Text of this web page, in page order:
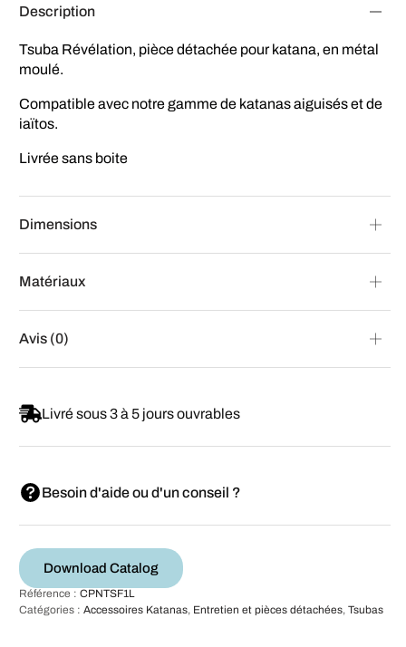
Description
Tsuba Révélation, pièce détachée pour katana, en métal
moulé.
Compatible avec notre gamme de katanas aiguisés et de
iaïtos.
Livrée sans boite
Dimensions
Matériaux
Avis (0)
Livré sous 3 à 5 jours ouvrables
Besoin d'aide ou d'un conseil ?
Download Catalog
Référence : CPNTSF1L
Catégories : Accessoires Katanas, Entretien et pièces détachées, Tsubas